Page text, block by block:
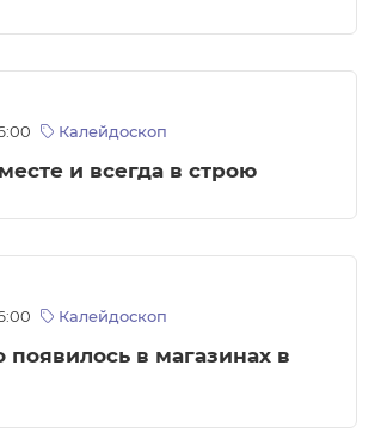
Калейдоскоп
и всегда в строю
Калейдоскоп
появилось в магазинах в